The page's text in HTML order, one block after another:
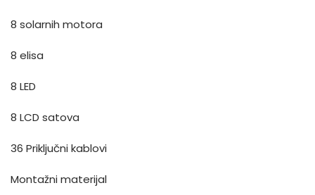
8 solarnih motora
8 elisa
8 LED
8 LCD satova
36 Priključni kablovi
Montažni materijal